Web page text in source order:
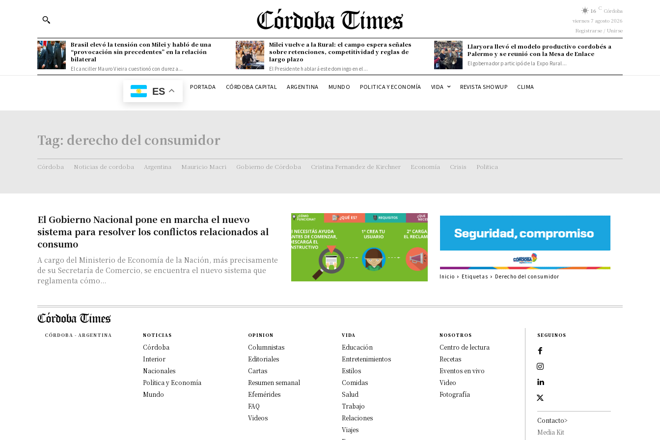
16 C Córdoba
viernes 7 agosto 2026
Registrarse / Unirse
Brasil elevó la tensión con Milei y habló de una
“provocación sin precedentes” en la relación
bilateral
El canciller Mauro Vieira cuestionó con dureza...
Milei vuelve a la Rural: el campo espera señales
sobre retenciones, competitividad y reglas de
largo plazo
El Presidente hablará este domingo en el...
Llaryora llevó el modelo productivo cordobés a
Palermo y se reunió con la Mesa de Enlace
El gobernador participó de la Expo Rural...
ES PORTADA CÓRDOBA CAPITAL ARGENTINA MUNDO POLITICA Y ECONOMÍA VIDA REVISTA SHOWUP CLIMA
Tag: derecho del consumidor
Córdoba Noticias de cordoba Argentina Mauricio Macri Gobierno de Córdoba Cristina Fernandez de Kirchner Economía Crisis Politica
El Gobierno Nacional pone en marcha el nuevo
sistema para resolver los conflictos relacionados al
consumo
A cargo del Ministerio de Economía de la Nación, más precisamente
de su Secretaría de Comercio, se encuentra el nuevo sistema que
reglamenta cómo...
Inicio Etiquetas Derecho del consumidor
CÓRDOBA - ARGENTINA NOTICIAS
Córdoba
Interior
Nacionales
Política y Economía
Mundo
OPINION
Columnistas
Editoriales
Cartas
Resumen semanal
Efemérides
FAQ
Videos
VIDA
Educación
Entretenimientos
Estilos
Comidas
Salud
Trabajo
Relaciones
Viajes
NOSOTROS
Centro de lectura
Recetas
Eventos en vivo
Video
Fotografía
SEGUINOS
Contacto>
Media Kit